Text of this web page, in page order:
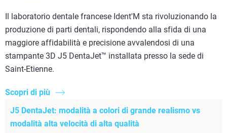
Il laboratorio dentale francese Ident'M sta rivoluzionando la
produzione di parti dentali, rispondendo alla sfida di una
maggiore affidabilità e precisione avvalendosi di una
stampante 3D J5 DentaJet™ installata presso la sede di
Saint-Etienne.
Scopri di più
J5 DentaJet: modalità a colori di grande realismo vs
modalità alta velocità di alta qualità